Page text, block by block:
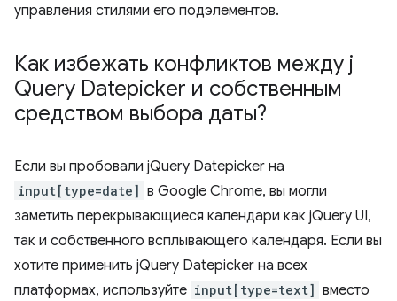
управления стилями его подэлементов.
Как избежать конфликтов между j
Query Datepicker и собственным
средством выбора даты?
Если вы пробовали jQuery Datepicker на
input[type=date] в Google Chrome, вы могли
заметить перекрывающиеся календари как jQuery UI,
так и собственного всплывающего календаря. Если вы
хотите применить jQuery Datepicker на всех
платформах, используйте input[type=text] вместо